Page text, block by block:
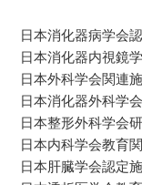
日本消化器病学会
日本消化器内視鏡
日本外科学会関連
日本消化器外科学
日本整形外科学会
日本内科学会教育
日本肝臓学会認定